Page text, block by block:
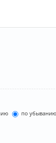
по убыванию